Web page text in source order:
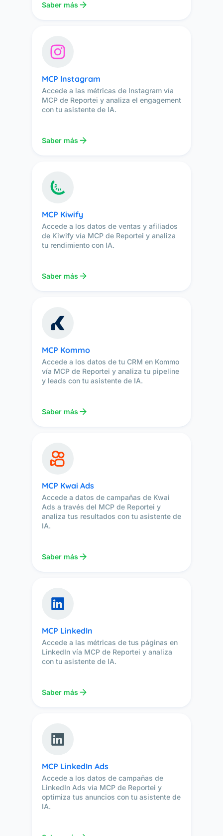
Saber más
MCP Instagram
Accede a las métricas de Instagram vía
MCP de Reportei y analiza el engagement
con tu asistente de IA.
Saber más
MCP Kiwify
Accede a los datos de ventas y afiliados
de Kiwify vía MCP de Reportei y analiza
tu rendimiento con IA.
Saber más
MCP Kommo
Accede a los datos de tu CRM en Kommo
vía MCP de Reportei y analiza tu pipeline
y leads con tu asistente de IA.
Saber más
MCP Kwai Ads
Accede a datos de campañas de Kwai
Ads a través del MCP de Reportei y
analiza tus resultados con tu asistente de
IA.
Saber más
MCP LinkedIn
Accede a las métricas de tus páginas en
LinkedIn vía MCP de Reportei y analiza
con tu asistente de IA.
Saber más
MCP LinkedIn Ads
Accede a los datos de campañas de
LinkedIn Ads vía MCP de Reportei y
optimiza tus anuncios con tu asistente de
IA.